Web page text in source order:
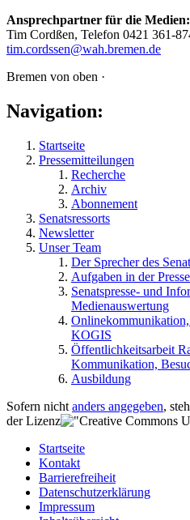
Ansprechpartner für die Medien:
Tim Cordßen, Telefon 0421 361-
tim.cordssen@wah.bremen.de
Bremen von oben ·
Navigation:
Startseite
Pressemitteilungen
Recherche
Archiv
Abonnement
Senatsressorts
Newsletter
Unser Team
Der Sprecher des
Aufgaben in der
Senatspresse- und
Medienauswertung
KOGIS
Öffentlichkeitsarbeit
Kommunikation,
Ausbildung
Sofern nicht anders angegeben,
der Lizenz
Startseite
Kontakt
Barrierefreiheit
Datenschutzerklärung
Impressum